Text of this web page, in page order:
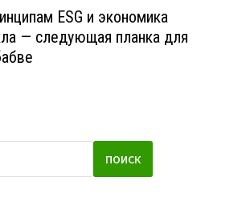
ESG и экономика
— следующая планка для
ПОИСК